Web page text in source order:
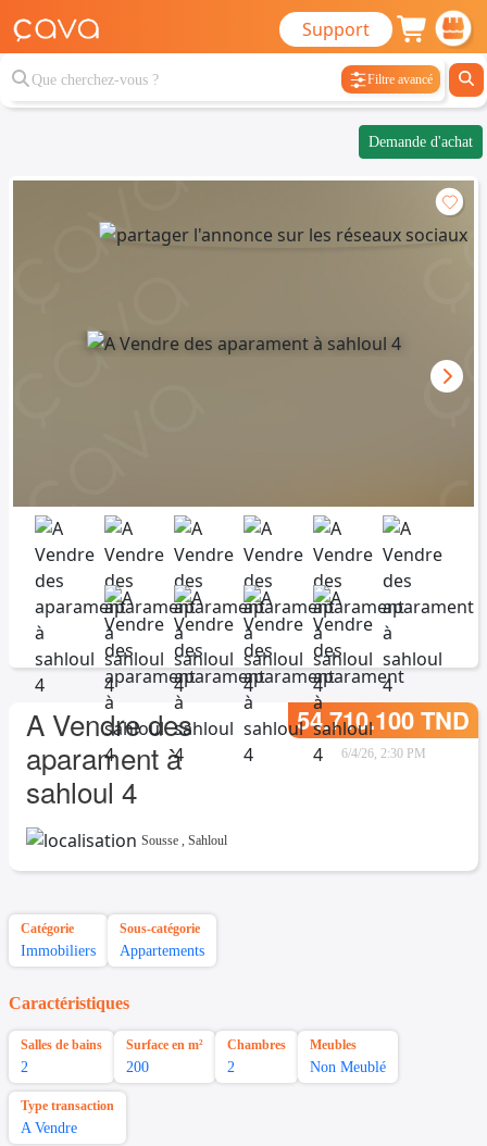
Support
Filtre avancé
Demande d'achat
A Vendre des
aparament à
sahloul 4
54.710.100 TND
6/4/26, 2:30 PM
Sousse , Sahloul
Catégorie
Immobiliers
Sous-catégorie
Appartements
Caractéristiques
Salles de bains
2
Surface en m²
200
Chambres
2
Meubles
Non Meublé
Type transaction
A Vendre